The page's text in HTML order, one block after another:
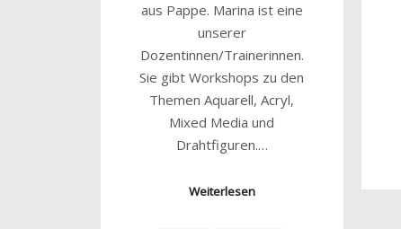
aus Pappe. Marina ist eine
unserer
Dozentinnen/Trainerinnen.
Sie gibt Workshops zu den
Themen Aquarell, Acryl,
Mixed Media und
Drahtfiguren.…
Weiterlesen